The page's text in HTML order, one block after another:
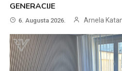
GENERACIJE
6. Augusta 2026. Arnela